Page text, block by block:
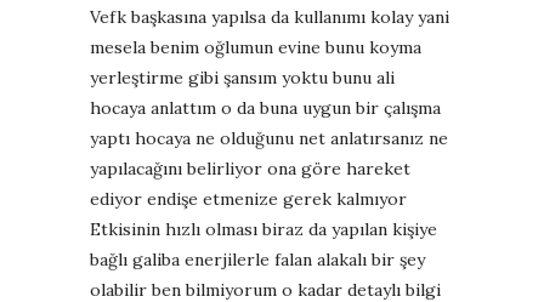
Vefk başkasına yapılsa da kullanımı kolay yani
mesela benim oğlumun evine bunu koyma
yerleştirme gibi şansım yoktu bunu ali
hocaya anlattım o da buna uygun bir çalışma
yaptı hocaya ne olduğunu net anlatırsanız ne
yapılacağını belirliyor ona göre hareket
ediyor endişe etmenize gerek kalmıyor
Etkisinin hızlı olması biraz da yapılan kişiye
bağlı galiba enerjilerle falan alakalı bir şey
olabilir ben bilmiyorum o kadar detaylı bilgi